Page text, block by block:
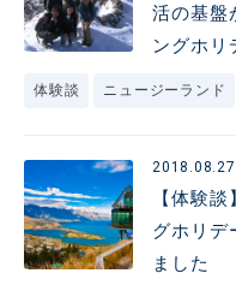
活の基盤
ングホリ
体験談 ニュージーランド
2018.08.27
【体験
グホリデ
ました